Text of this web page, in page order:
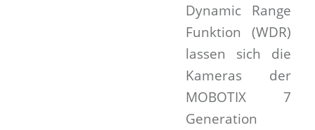
Dynamic Range
Funktion (WDR)
lassen sich die
Kameras der
MOBOTIX 7
Generation